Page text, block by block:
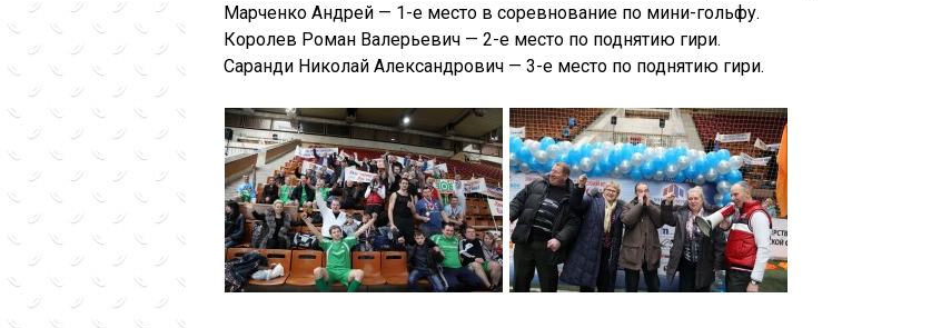
Марченко Андрей — 1-е место в соревнование по мини-гольфу.
Королев Роман Валерьевич — 2-е место по поднятию гири.
Саранди Николай Александрович — 3-е место по поднятию гири.